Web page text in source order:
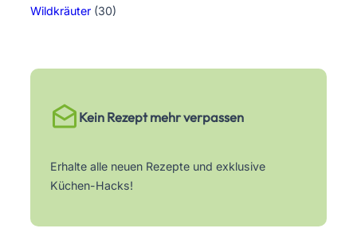
Wildkräuter (30)
Kein Rezept mehr verpassen
Erhalte alle neuen Rezepte und exklusive
Küchen-Hacks!